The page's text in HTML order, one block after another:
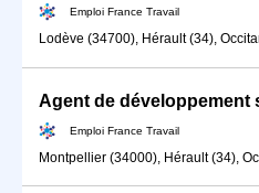
Emploi France Travail
Lodève (34700), Hérault (34),
Agent de développement
Emploi France Travail
Montpellier (34000), Hérault (34),